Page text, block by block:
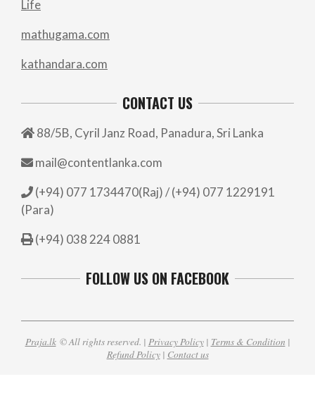
Life
mathugama.com
kathandara.com
CONTACT US
88/5B, Cyril Janz Road, Panadura, Sri Lanka
mail@contentlanka.com
(+94) 077 1734470(Raj) / (+94) 077 1229191
(Para)
(+94) 038 224 0881
FOLLOW US ON FACEBOOK
Praja.lk© All rights reserved. | Privacy Policy| Terms & Condition |
Refund Policy| Contact us